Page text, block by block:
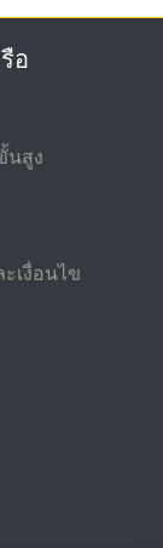
อ
นสูง
เงื่อนไข